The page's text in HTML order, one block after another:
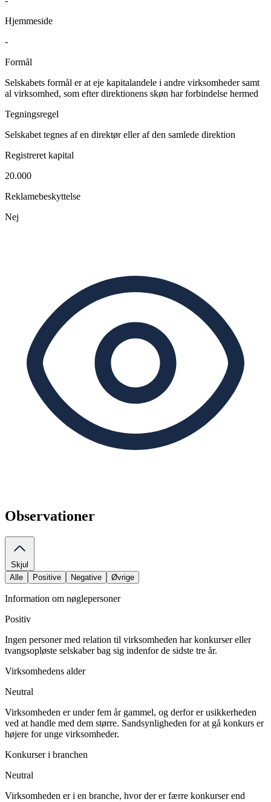
Hjemmeside
-
Formål
Selskabets formål er at eje kapitalandele i andre virksomheder samt
al virksomhed, som efter direktionens skøn har forbindelse hermed
Tegningsregel
Selskabet tegnes af en direktør eller af den samlede direktion
Registreret kapital
20.000
Reklamebeskyttelse
Nej
Observationer
Skjul
Alle
Positive Negative Øvrige
Information om nøglepersoner
Positiv
Ingen personer med relation til virksomheden har konkurser eller
tvangsopløste selskaber bag sig indenfor de sidste tre år.
Virksomhedens alder
Neutral
Virksomheden er under fem år gammel, og derfor er usikkerheden
ved at handle med dem større. Sandsynligheden for at gå konkurs er
højere for unge virksomheder.
Konkurser i branchen
Neutral
Virksomheden er i en branche, hvor der er færre konkurser end